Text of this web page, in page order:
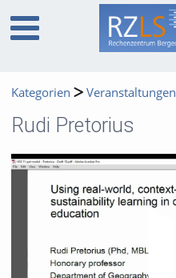
Kategorien Veranstaltungen
Rudi Pretorius